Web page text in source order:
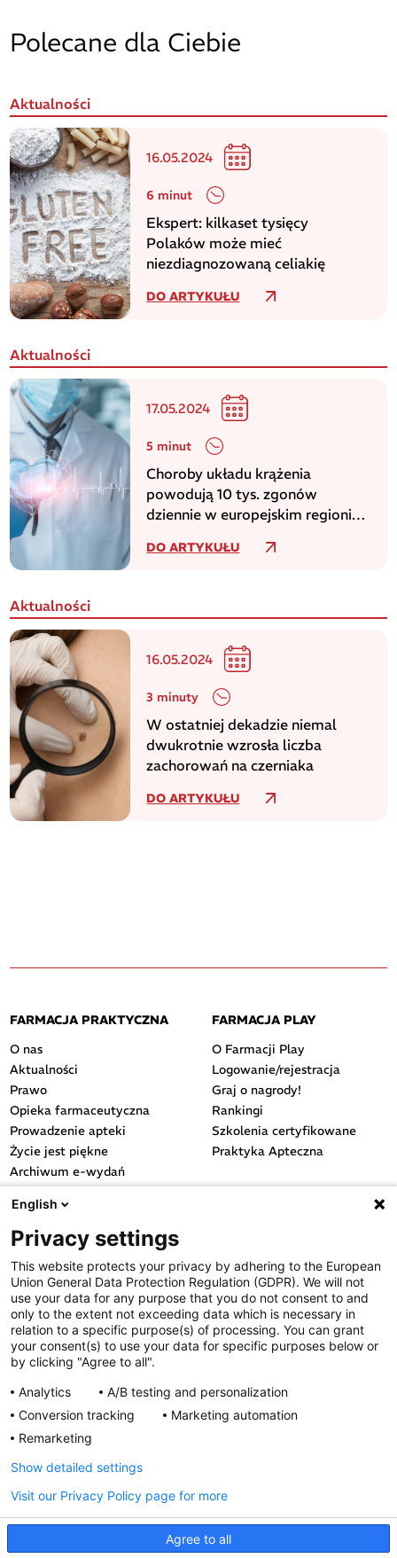
Polecane dla Ciebie
Aktualności
16.05.2024
6 minut
Ekspert: kilkaset tysięcy
Polaków może mieć
niezdiagnozowaną celiakię
DO ARTYKUŁU
Aktualności
17.05.2024
5 minut
Choroby układu krążenia
powodują 10 tys. zgonów
dziennie w europejskim regionie
DO ARTYKUŁU
Aktualności
16.05.2024
3 minuty
W ostatniej dekadzie niemal
dwukrotnie wzrosła liczba
zachorowań na czerniaka
DO ARTYKUŁU
FARMACJA PRAKTYCZNA
O nas
Aktualności
Prawo
Opieka farmaceutyczna
Prowadzenie apteki
Życie jest piękne
Archiwum e-wydań
Przydatne linki
FARMACJA PLAY
O Farmacji Play
Logowanie/rejestracja
Graj o nagrody!
Rankingi
Szkolenia certyfikowane
Praktyka Apteczna
OGÓLNE
Polityka prywatności
Regulamin serwisu
Regulamin konkursu
Farmacja Play
Regulamin konkursu Lakcid
Regulamin konkursu Acard
Regulamin konkursu Biotebal
Regulamin konkursu Asmenol
Kontakt
PRODUKTY POLPHARMY
SOCIAL MEDIA
English
Privacy settings
This website protects your privacy by adhering to the European
Union General Data Protection Regulation (GDPR). We will not
use your data for any purpose that you do not consent to and
only to the extent not exceeding data which is necessary in
relation to a specific purpose(s) of processing. You can grant
your consent(s) to use your data for specific purposes below or
by clicking "Agree to all".
Analytics
A/B testing and personalization
Conversion tracking
Marketing automation
Remarketing
Agree to all
Show detailed settings
Visit our Privacy Policy page for more